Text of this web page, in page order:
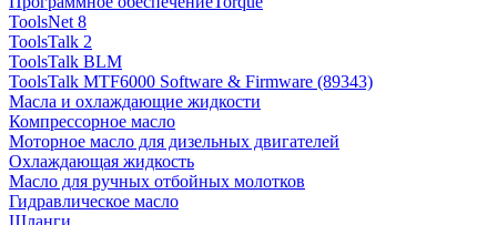
ToolsNet 8
ToolsTalk 2
ToolsTalk BLM
ToolsTalk MTF6000 Software & Firmware (89343)
Масла и охлаждающие жидкости
Компрессорное масло
Моторное масло для дизельных двигателей
Охлаждающая жидкость
Масло для ручных отбойных молотков
Гидравлическое масло
Шланги